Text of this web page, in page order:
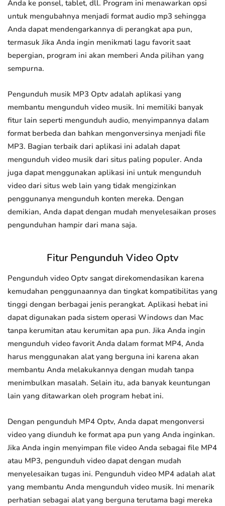
Anda ke ponsel, tablet, dll. Program ini menawarkan opsi
untuk mengubahnya menjadi format audio mp3 sehingga
Anda dapat mendengarkannya di perangkat apa pun,
termasuk Jika Anda ingin menikmati lagu favorit saat
bepergian, program ini akan memberi Anda pilihan yang
sempurna.
Pengunduh musik MP3 Optv adalah aplikasi yang
membantu mengunduh video musik. Ini memiliki banyak
fitur lain seperti mengunduh audio, menyimpannya dalam
format berbeda dan bahkan mengonversinya menjadi file
MP3. Bagian terbaik dari aplikasi ini adalah dapat
mengunduh video musik dari situs paling populer. Anda
juga dapat menggunakan aplikasi ini untuk mengunduh
video dari situs web lain yang tidak mengizinkan
penggunanya mengunduh konten mereka. Dengan
demikian, Anda dapat dengan mudah menyelesaikan proses
pengunduhan hampir dari mana saja.
Fitur Pengunduh Video Optv
Pengunduh video Optv sangat direkomendasikan karena
kemudahan penggunaannya dan tingkat kompatibilitas yang
tinggi dengan berbagai jenis perangkat. Aplikasi hebat ini
dapat digunakan pada sistem operasi Windows dan Mac
tanpa kerumitan atau kerumitan apa pun. Jika Anda ingin
mengunduh video favorit Anda dalam format MP4, Anda
harus menggunakan alat yang berguna ini karena akan
membantu Anda melakukannya dengan mudah tanpa
menimbulkan masalah. Selain itu, ada banyak keuntungan
lain yang ditawarkan oleh program hebat ini.
Dengan pengunduh MP4 Optv, Anda dapat mengonversi
video yang diunduh ke format apa pun yang Anda inginkan.
Jika Anda ingin menyimpan file video Anda sebagai file MP4
atau MP3, pengunduh video dapat dengan mudah
menyelesaikan tugas ini. Pengunduh video MP4 adalah alat
yang membantu Anda mengunduh video musik. Ini menarik
perhatian sebagai alat yang berguna terutama bagi mereka